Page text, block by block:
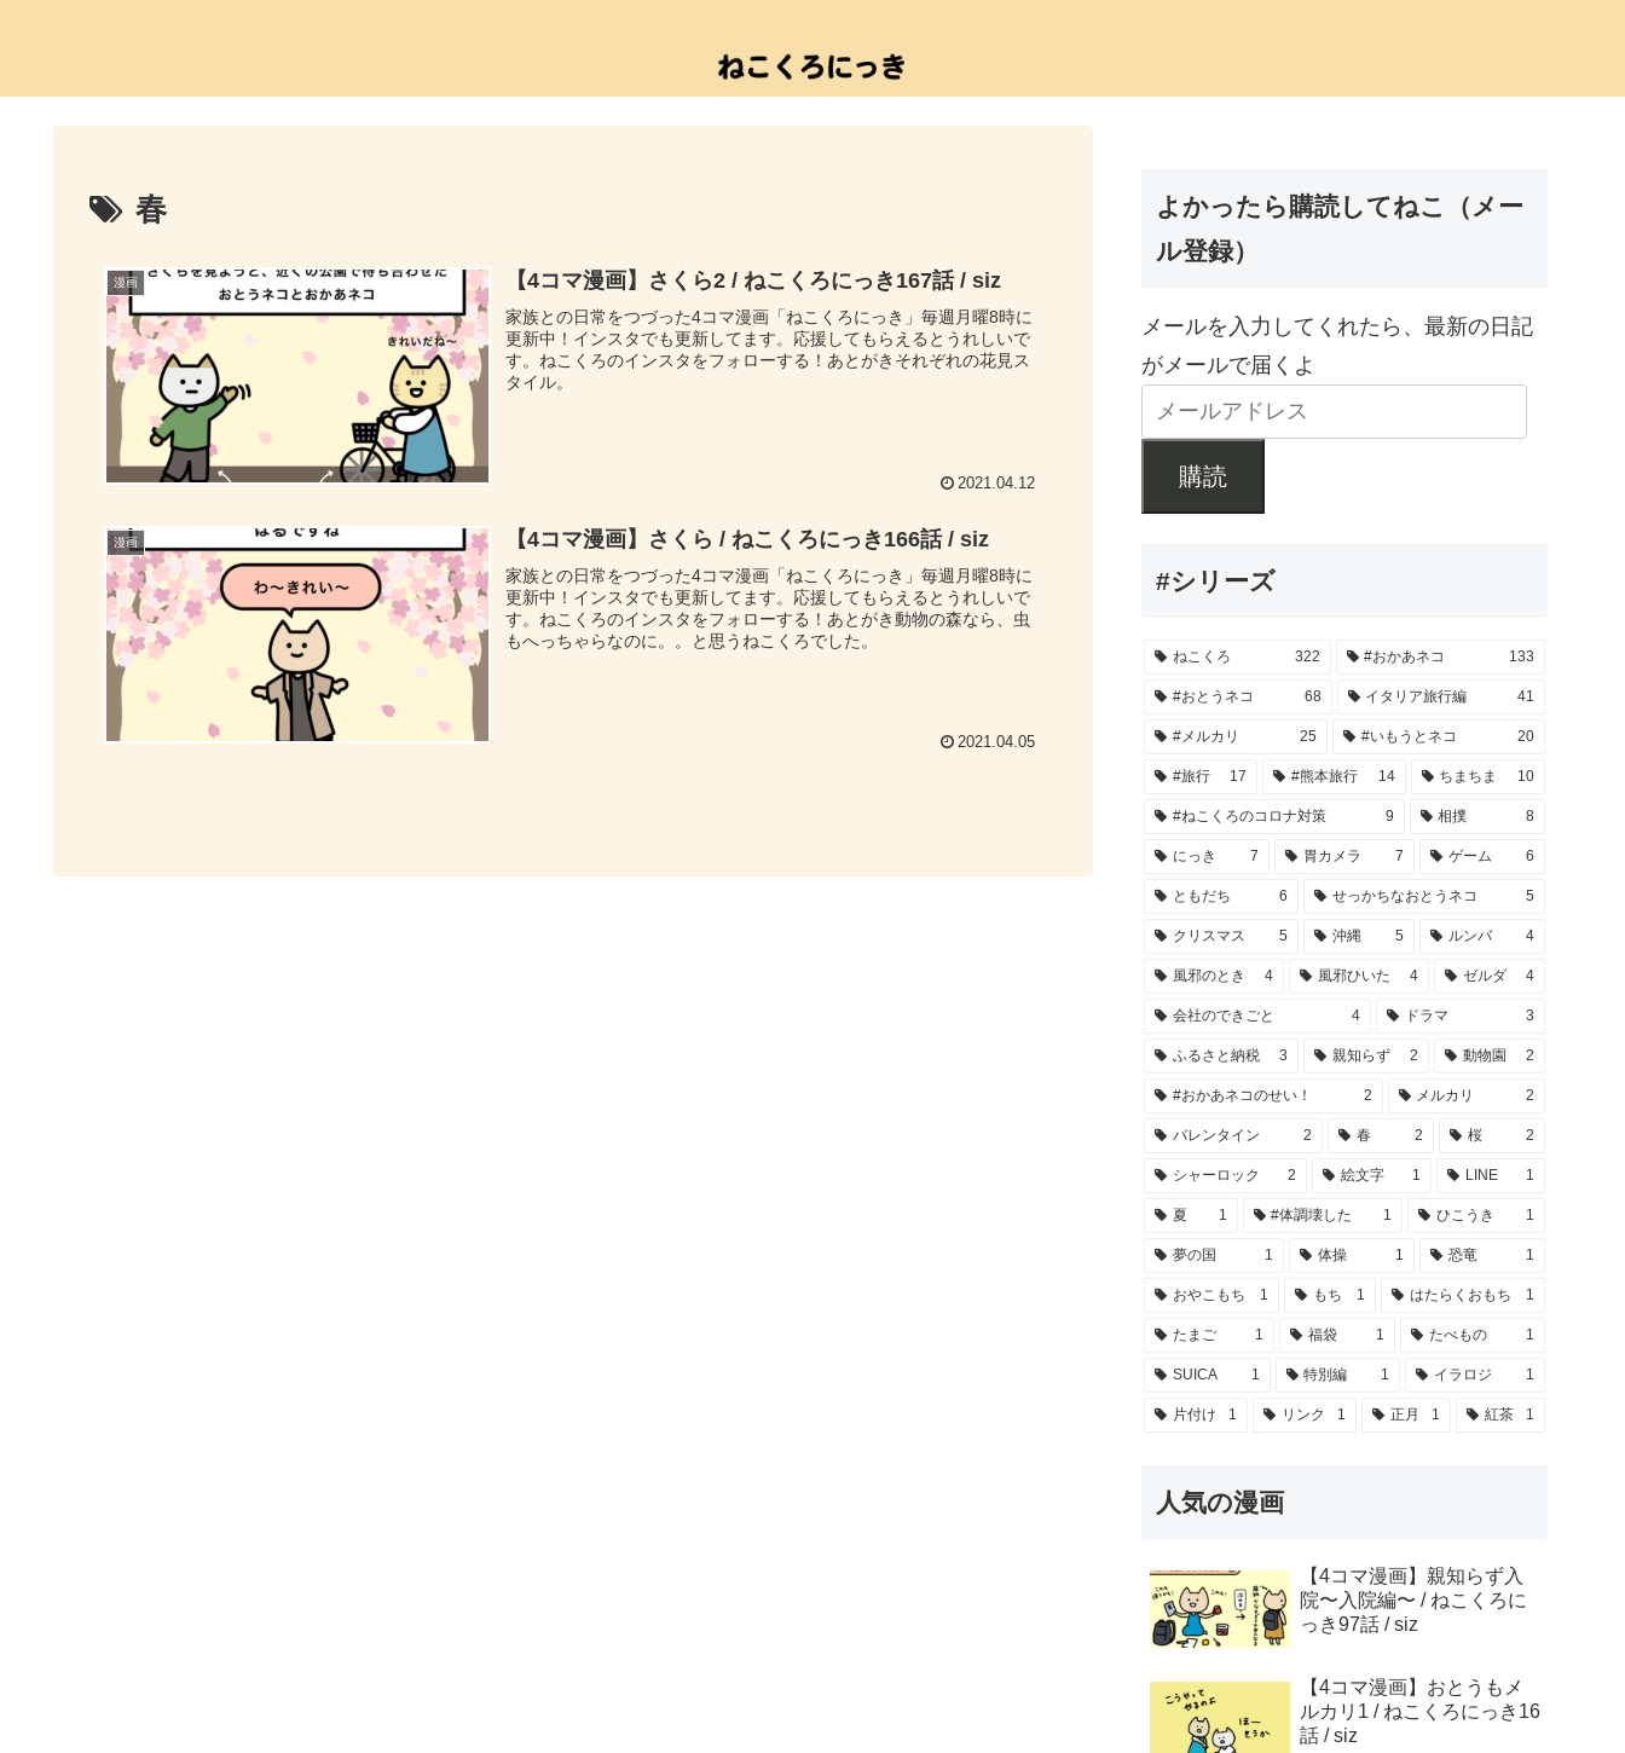
春
漫画 【4コマ漫画】さくら2 / ねこくろにっき167話 / siz
家族との日常をつづった4コマ漫画「ねこくろにっき」毎週月曜8時に
更新中！インスタでも更新してます。応援してもらえるとうれしいで
す。ねこくろのインスタをフォローする！あとがきそれぞれの花見ス
タイル。
2021.04.12
漫画 【4コマ漫画】さくら / ねこくろにっき166話 / siz
家族との日常をつづった4コマ漫画「ねこくろにっき」毎週月曜8時に
更新中！インスタでも更新してます。応援してもらえるとうれしいで
す。ねこくろのインスタをフォローする！あとがき動物の森なら、虫
もへっちゃらなのに。。と思うねこくろでした。
2021.04.05
よかったら購読してねこ（メー
ル登録）
メールを入力してくれたら、最新の日記
がメールで届くよ
購読
#シリーズ
ねこくろ 322 #おかあネコ 133
#おとうネコ 68 イタリア旅行編 41
#メルカリ 25 #いもうとネコ 20
#旅行 17 #熊本旅行 14 ちまちま 10
#ねこくろのコロナ対策 9 相撲 8
にっき 7 胃カメラ 7 ゲーム 6
ともだち 6 せっかちなおとうネコ 5
クリスマス 5 沖縄 5 ルンバ 4
風邪のとき 4 風邪ひいた 4 ゼルダ 4
会社のできごと 4 ドラマ 3
ふるさと納税 3 親知らず 2 動物園 2
#おかあネコのせい！ 2 メルカリ 2
バレンタイン 2 春 2 桜 2
シャーロック 2 絵文字 1 LINE 1
夏 1 #体調壊した 1 ひこうき 1
夢の国 1 体操 1 恐竜 1
おやこもち 1 もち 1 はたらくおもち 1
たまご 1 福袋 1 たべもの 1
SUICA 1 特別編 1 イラロジ 1
片付け 1 リンク 1 正月 1 紅茶 1
人気の漫画
【4コマ漫画】親知らず入
院〜入院編〜 / ねこくろに
っき97話 / siz
【4コマ漫画】おとうもメ
ルカリ1 / ねこくろにっき16
話 / siz